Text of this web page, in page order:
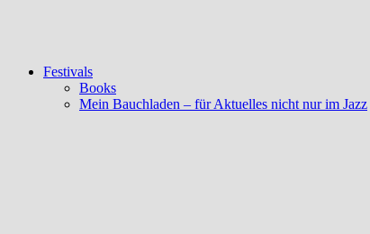
Festivals
Books
Mein Bauchladen – für Aktuelles nicht nur im Jazz